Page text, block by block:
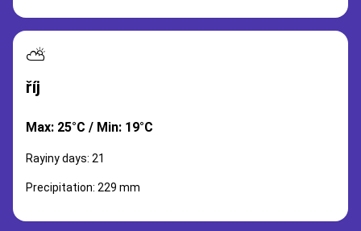
⛅
říj
Max: 25°C / Min: 19°C
Rayiny days: 21
Precipitation: 229 mm